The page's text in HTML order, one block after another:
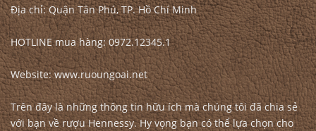
Địa chỉ: Quận Tân Phú, TP. Hồ Chí Minh
HOTLINE mua hàng: 0972.12345.1
Website: www.ruoungoai.net
Trên đây là những thông tin hữu ích mà chúng tôi đã chia sẻ
với bạn về rượu Hennessy. Hy vọng bạn có thể lựa chọn cho